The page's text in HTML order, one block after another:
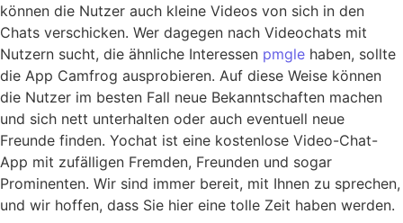
können die Nutzer auch kleine Videos von sich in den
Chats verschicken. Wer dagegen nach Videochats mit
Nutzern sucht, die ähnliche Interessen pmgle haben, sollte
die App Camfrog ausprobieren. Auf diese Weise können
die Nutzer im besten Fall neue Bekanntschaften machen
und sich nett unterhalten oder auch eventuell neue
Freunde finden. Yochat ist eine kostenlose Video-Chat-
App mit zufälligen Fremden, Freunden und sogar
Prominenten. Wir sind immer bereit, mit Ihnen zu sprechen,
und wir hoffen, dass Sie hier eine tolle Zeit haben werden.